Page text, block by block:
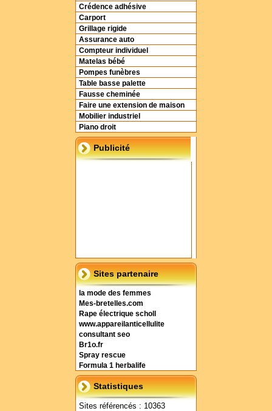
Crédence adhésive
Carport
Grillage rigide
Assurance auto
Compteur individuel
Matelas bébé
Pompes funèbres
Table basse palette
Fausse cheminée
Faire une extension de maison
Mobilier industriel
Piano droit
Publicité
Sites partenaire
la mode des femmes
Mes-bretelles.com
Rape électrique scholl
www.appareilanticellulite
consultant seo
Br1o.fr
Spray rescue
Formula 1 herbalife
Statistiques
Sites référencés : 10363